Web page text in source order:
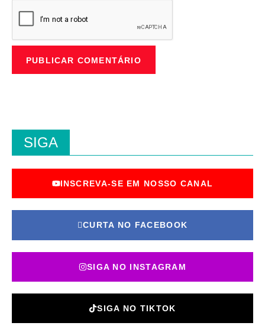
SIGA
INSCREVA-SE EM NOSSO CANAL
CURTA NO FACEBOOK
SIGA NO INSTAGRAM
SIGA NO TIKTOK